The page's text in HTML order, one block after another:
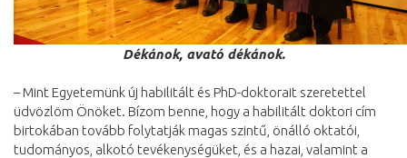
Dékánok, avató dékánok.
– Mint Egyetemünk új habilitált és PhD-doktorait szeretettel
üdvözlöm Önöket. Bízom benne, hogy a habilitált doktori cím
birtokában tovább folytatják magas szintű, önálló oktatói,
tudományos, alkotó tevékenységüket, és a hazai, valamint a